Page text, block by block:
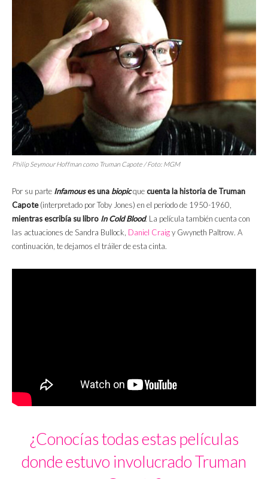
Philip Seymour Hoffman como Truman Capote / Foto: MGM
Por su parte Infamouses una biopicquecuenta la historia de Truman
Capote(interpretado por Toby Jones) en el período de 1950-1960,
mientras escribía su libro In Cold Blood. La película también cuenta con
las actuaciones de Sandra Bullock, Daniel Craigy Gwyneth Paltrow. A
continuación, te dejamos el tráiler de esta cinta.
¿Conocías todas estas películas
donde estuvo involucrado Truman